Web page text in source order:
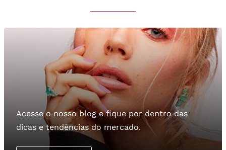
Acesse o nosso blog e fique por dentro das
dicas e tendências do mercado.